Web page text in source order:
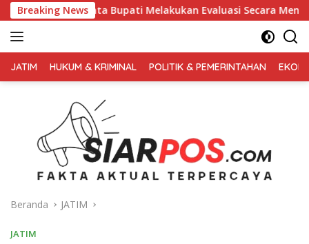
Langsung
ke
konten
Breaking News
Melakukan Evaluasi Secara Menyeluruh Kembali
TERPERCAYA
JATIM HUKUM & KRIMINAL POLITIK & PEMERINTAHAN
Beranda JATIM
JATIM